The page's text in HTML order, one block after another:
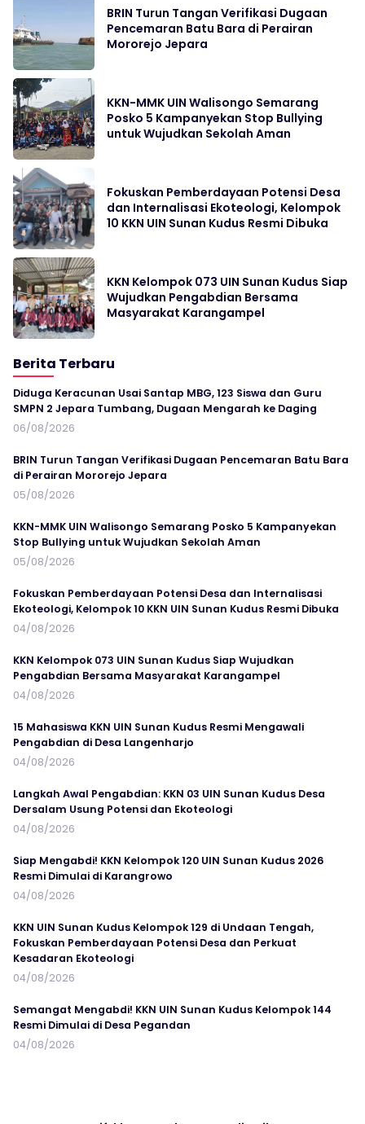
BRIN Turun Tangan Verifikasi Dugaan
Pencemaran Batu Bara di Perairan
Mororejo Jepara
KKN-MMK UIN Walisongo Semarang
Posko 5 Kampanyekan Stop Bullying
untuk Wujudkan Sekolah Aman
Fokuskan Pemberdayaan Potensi Desa
dan Internalisasi Ekoteologi, Kelompok
10 KKN UIN Sunan Kudus Resmi Dibuka
KKN Kelompok 073 UIN Sunan Kudus Siap
Wujudkan Pengabdian Bersama
Masyarakat Karangampel
Berita Terbaru
Diduga Keracunan Usai Santap MBG, 123 Siswa dan Guru
SMPN 2 Jepara Tumbang, Dugaan Mengarah ke Daging
06/08/2026
BRIN Turun Tangan Verifikasi Dugaan Pencemaran Batu Bara
di Perairan Mororejo Jepara
05/08/2026
KKN-MMK UIN Walisongo Semarang Posko 5 Kampanyekan
Stop Bullying untuk Wujudkan Sekolah Aman
05/08/2026
Fokuskan Pemberdayaan Potensi Desa dan Internalisasi
Ekoteologi, Kelompok 10 KKN UIN Sunan Kudus Resmi Dibuka
04/08/2026
KKN Kelompok 073 UIN Sunan Kudus Siap Wujudkan
Pengabdian Bersama Masyarakat Karangampel
04/08/2026
15 Mahasiswa KKN UIN Sunan Kudus Resmi Mengawali
Pengabdian di Desa Langenharjo
04/08/2026
Langkah Awal Pengabdian: KKN 03 UIN Sunan Kudus Desa
Dersalam Usung Potensi dan Ekoteologi
04/08/2026
Siap Mengabdi! KKN Kelompok 120 UIN Sunan Kudus 2026
Resmi Dimulai di Karangrowo
04/08/2026
KKN UIN Sunan Kudus Kelompok 129 di Undaan Tengah,
Fokuskan Pemberdayaan Potensi Desa dan Perkuat
Kesadaran Ekoteologi
04/08/2026
Semangat Mengabdi! KKN UIN Sunan Kudus Kelompok 144
Resmi Dimulai di Desa Pegandan
04/08/2026